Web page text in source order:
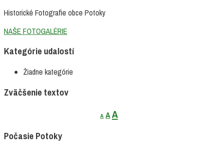
Historické Fotografie obce Potoky
NAŠE FOTOGALÉRIE
Kategórie udalostí
Žiadne kategórie
Zväčšenie textov
A
Decrease
font
A Reset
font
AIncrease
Počasie Potoky